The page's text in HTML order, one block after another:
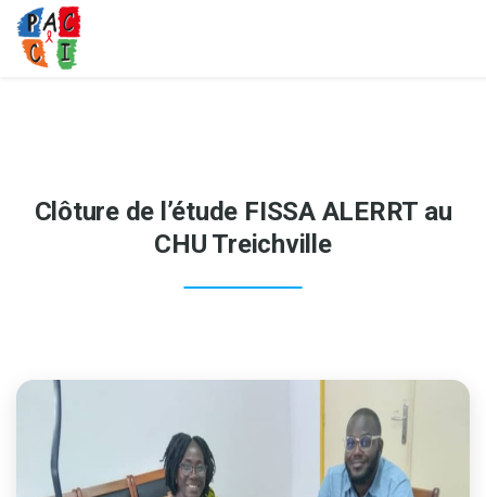
Clôture de l’étude FISSA ALERRT au
CHU Treichville